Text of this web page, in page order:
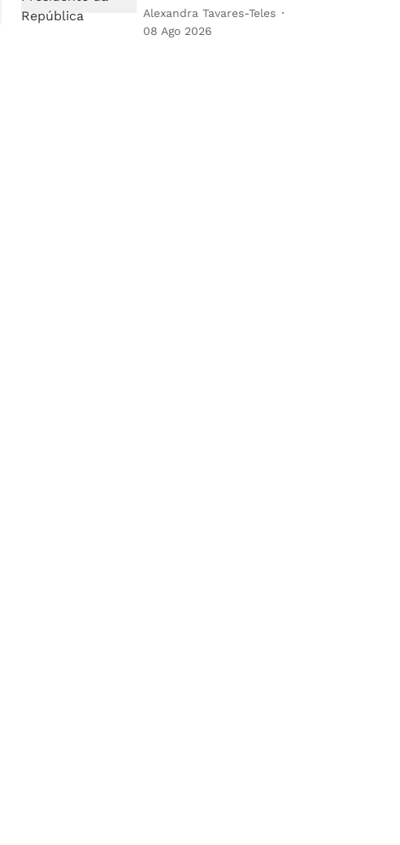
Alexandra Tavares-Teles
08 Ago 2026